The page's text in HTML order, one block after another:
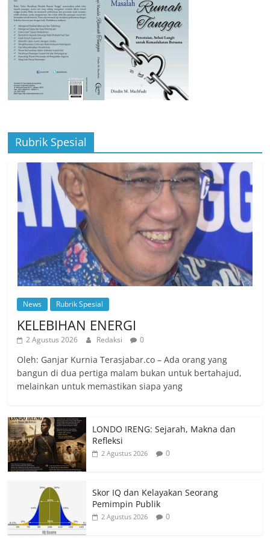
Rubrik Spesial
News Rubrik Spesial
KELEBIHAN ENERGI
2 Agustus 2026 Redaksi 0
Oleh: Ganjar Kurnia Terasjabar.co – Ada orang yang
bangun di dua pertiga malam bukan untuk bertahajud,
melainkan untuk memastikan siapa yang
LONDO IRENG: Sejarah, Makna dan
Refleksi
2 Agustus 2026 0
Skor IQ dan Kelayakan Seorang
Pemimpin Publik
2 Agustus 2026 0